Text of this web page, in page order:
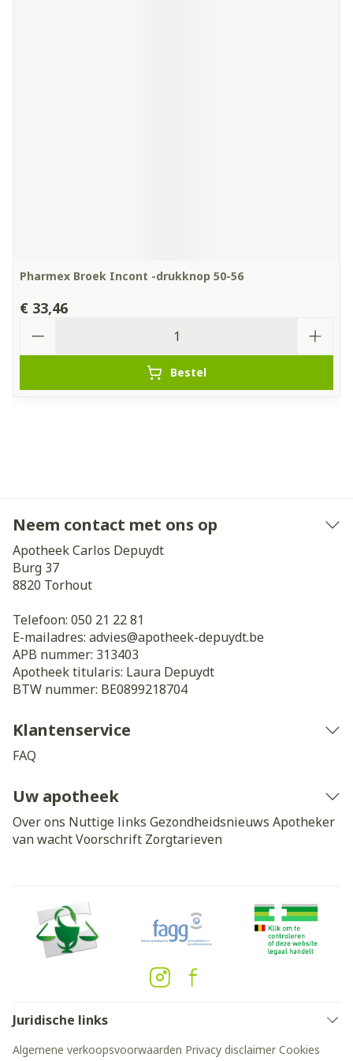
Pharmex Broek Incont -drukknop 50-56
€ 33,46
Bestel
Neem contact met ons op
Apotheek Carlos Depuydt
Burg 37
8820 Torhout
Telefoon: 050 21 22 81
E-mailadres: advies@apotheek-depuydt.be
APB nummer: 313403
Apotheek titularis: Laura Depuydt
BTW nummer: BE0899218704
Klantenservice
FAQ
Uw apotheek
Over ons Nuttige links Gezondheidsnieuws Apotheker
van wachtVoorschrift Zorgtarieven
Juridische links
Algemene verkoopsvoorwaarden Privacy disclaimer Cookies